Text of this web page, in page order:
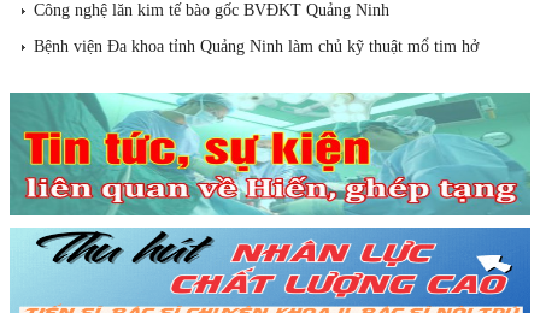
Công nghệ lăn kim tế bào gốc BVĐKT Quảng Ninh
Bệnh viện Đa khoa tỉnh Quảng Ninh làm chủ kỹ thuật mổ tim hở